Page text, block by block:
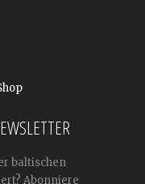
baltischen
Abonniere